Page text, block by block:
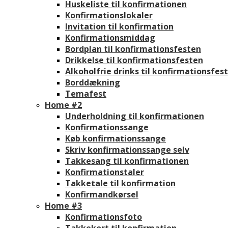
Huskeliste til konfirmationen
Konfirmationslokaler
Invitation til konfirmation
Konfirmationsmiddag
Bordplan til konfirmationsfesten
Drikkelse til konfirmationsfesten
Alkoholfrie drinks til
Borddækning
Temafest
Home #2
Underholdning til konfirmationen
Konfirmationssange
Køb konfirmationssange
Skriv konfirmationssange selv
Takkesang til konfirmationen
Konfirmationstaler
Takketale til konfirmation
Konfirmandkørsel
Home #3
Konfirmationsfoto